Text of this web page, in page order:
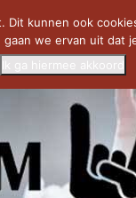
– U... SAVATAGE
kunnen ook
we ervan uit dat
Ik ga hiermee akkoord